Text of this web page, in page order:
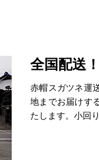
全国配送
赤帽スガツネ運
地までお届けす
たします。小回